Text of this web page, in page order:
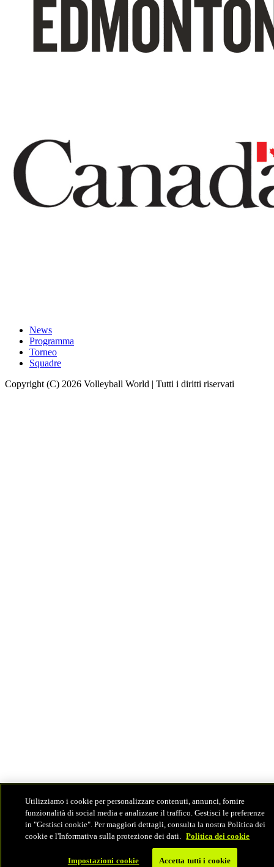
News
Programma
Torneo
Squadre
Copyright (C) 2026 Volleyball World | Tutti i diritti riservati
Utilizziamo i cookie per personalizzare contenuti, annunci, fornire
funzionalità di social media e analizzare il traffico. Gestisci le preferenze
in "Gestisci cookie". Per maggiori dettagli, consulta la nostra Politica dei
cookie e l'Informativa sulla protezione dei dati. Politica dei cookie
Impostazioni cookie Accetta tutti i cookie